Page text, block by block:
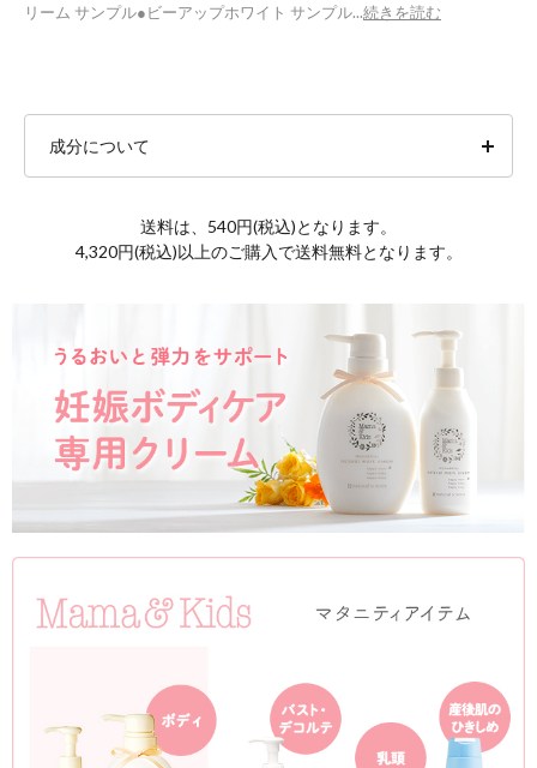
リーム サンプル●ビーアップホワイト サンプル...続きを読む
成分について